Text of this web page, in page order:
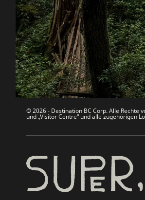
Kontakt
Sitemap
Über uns
Rechtliches & Richtlinien
© 2026 - Destination BC Corp. Alle Rechte
und „Visitor Centre“ und alle zugehörigen